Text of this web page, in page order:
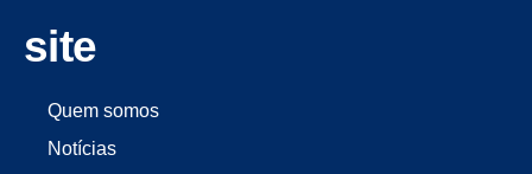
site
Quem somos
Notícias